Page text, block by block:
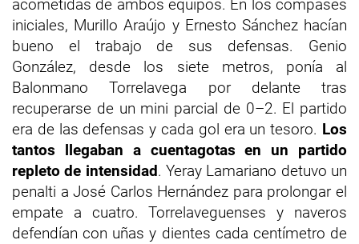
acometidas de ambos equipos. En los compases
iniciales, Murillo Araújo y Ernesto Sánchez hacían
bueno el trabajo de sus defensas. Genio
González, desde los siete metros, ponía al
Balonmano Torrelavega por delante tras
recuperarse de un mini parcial de 0–2. El partido
era de las defensas y cada gol era un tesoro. Los
tantos llegaban a cuentagotas en un partido
repleto de intensidad. Yeray Lamariano detuvo un
penalti a José Carlos Hernández para prolongar el
empate a cuatro. Torrelaveguenses y naveros
defendían con uñas y dientes cada centímetro de